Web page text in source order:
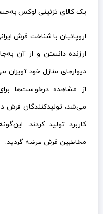
یک کالای تزئینی لوکس
اروپائیان با شناخت فرش
ارزنده دانستن و از آن
دیوارهای منازل خود
از مشاهده درخواست‌ها
می‌شد، تولیدکنندگان فرش
کاربرد تولید کردند.
مخاطبین فرش عرضه گردید.